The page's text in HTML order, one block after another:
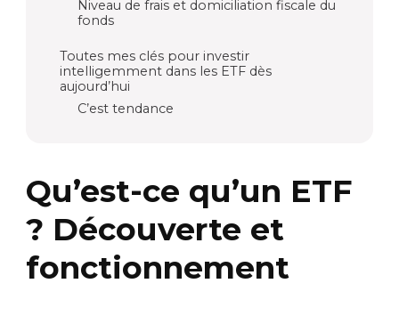
Niveau de frais et domiciliation fiscale du
fonds
Toutes mes clés pour investir
intelligemment dans les ETF dès
aujourd’hui
C’est tendance
Qu’est-ce qu’un ETF
? Découverte et
fonctionnement